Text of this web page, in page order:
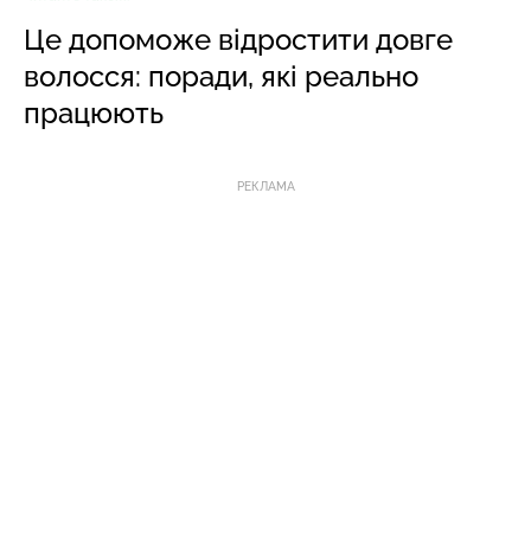
Це допоможе відростити довге
волосся: поради, які реально
працюють
РЕКЛАМА